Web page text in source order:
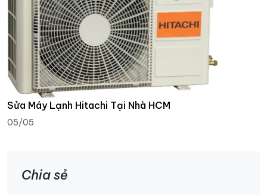
Sửa Máy Lạnh Hitachi Tại Nhà HCM
05/05
Chia sẻ